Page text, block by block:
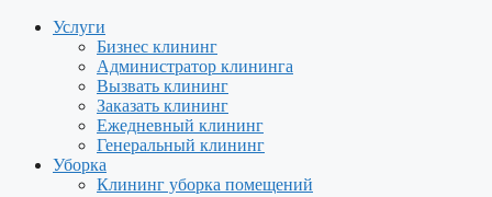
Услуги
Бизнес клининг
Администратор клининга
Вызвать клининг
Заказать клининг
Ежедневный клининг
Генеральный клининг
Уборка
Клининг уборка помещений